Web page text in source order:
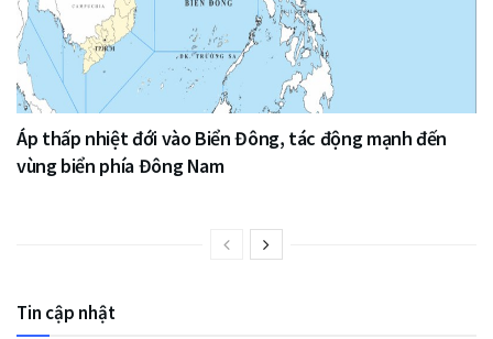
Áp thấp nhiệt đới vào Biển Đông, tác động mạnh đến
vùng biển phía Đông Nam
Tin cập nhật